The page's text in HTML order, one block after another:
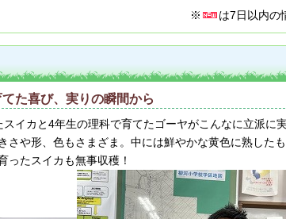
※
は7日以内の
た喜び、実りの瞬間から
イカと4年生の理科で育てたゴーヤがこんなに立派に
さや形、色もさまざま。中には鮮やかな黄色に熟した
ったスイカも無事収穫！